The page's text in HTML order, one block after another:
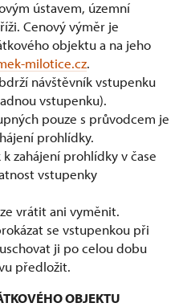
ústavem, územní
Cenový výměr je
objektu a na jeho
milotice.cz.
návštěvník vstupenku
vstupenku).
pouze s průvodcem je
prohlídky.
zahájení prohlídky v čase
vstupenky
vrátit ani vyměnit.
se vstupenkou při
ji po celou dobu
předložit.
OBJEKTU